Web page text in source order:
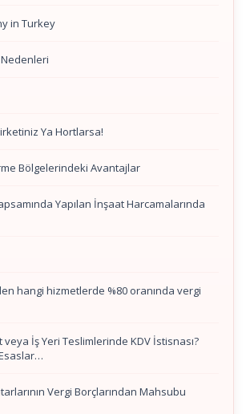
in Turkey
Nedenleri
Ya Hortlarsa!
Bölgelerindeki Avantajlar
Yapılan İnşaat Harcamalarında
hangi hizmetlerde %80 oranında vergi
veya İş Yeri Teslimlerinde KDV İstisnası?
Vergi Borçlarından Mahsubu